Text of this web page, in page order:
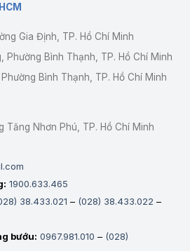
PHẦN
CAO
LƯỢNG
CHỮA
Gia Định, TP. Hồ Chí Minh
Phường Bình Thạnh, TP. Hồ Chí Minh
Bình Thạnh, TP. Hồ Chí Minh
Tăng Nhơn Phú, TP. Hồ Chí Minh
1900.633.465
38.433.021 – (028) 38.433.022 –
bướu: 0967.981.010 – (028)